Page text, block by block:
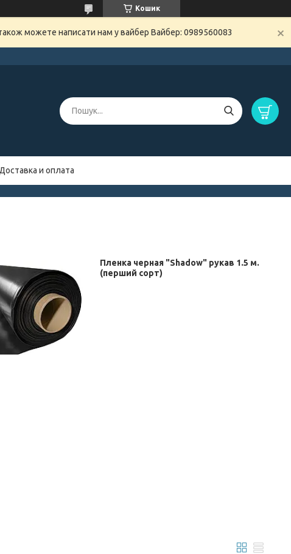
Кошик
можете написати нам у вайбер Вайбер: 0989560083
Доставка и оплата
Пленка черная "Shadow" рукав 1.5 м.
(перший сорт)